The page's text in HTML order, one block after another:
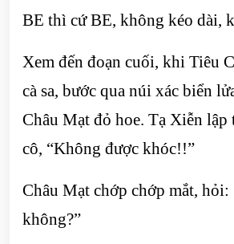
BE thì cứ BE, không kéo dài,
Xem đến đoạn cuối, khi Tiêu
cà sa, bước qua núi xác biển
Châu Mạt đỏ hoe. Tạ Xiễn lập
cô, “Không được khóc!!”
Châu Mạt chớp chớp mắt, hỏi:
không?”